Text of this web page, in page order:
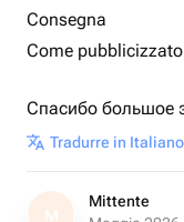
Consegna
Come pubblicizzato
Спасибо большое
Tradurre in Italiano
M
Mittente